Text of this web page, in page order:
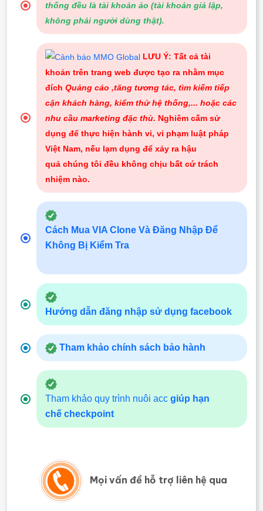
thống đều là tài khoản ảo (tài khoản giả lập,
không phải người dùng thật).
LƯU Ý: Tất cả tài
khoản trên trang web được tạo ra nhằm mục
đích Quảng cáo ,tăng tương tác, tìm kiếm tiếp
cận khách hàng, kiểm thử hệ thống,... hoặc các
nhu cầu marketing đặc thù. Nghiêm cấm sử
dụng để thực hiện hành vi, vi phạm luật pháp
Việt Nam, nếu lạm dụng để xảy ra hậu
quả chúng tôi đều không chịu bất cứ trách
nhiệm nào.
Cách Mua VIA Clone Và Đăng Nhập Để
Không Bị Kiểm Tra
Hướng dẫn đăng nhập sử dụng facebook
Tham khảo chính sách bảo hành
Tham khảo quy trình nuôi acc giúp hạn
chế checkpoint
Mọi vấn đề hỗ trợ liên hệ qua